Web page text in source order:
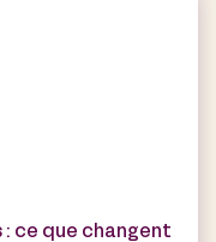
: ce que changent